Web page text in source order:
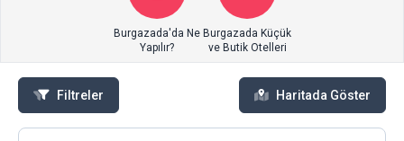
Burgazada'da Ne
Yapılır?
Burgazada Küçük
ve Butik Otelleri
Filtreler Haritada Göster